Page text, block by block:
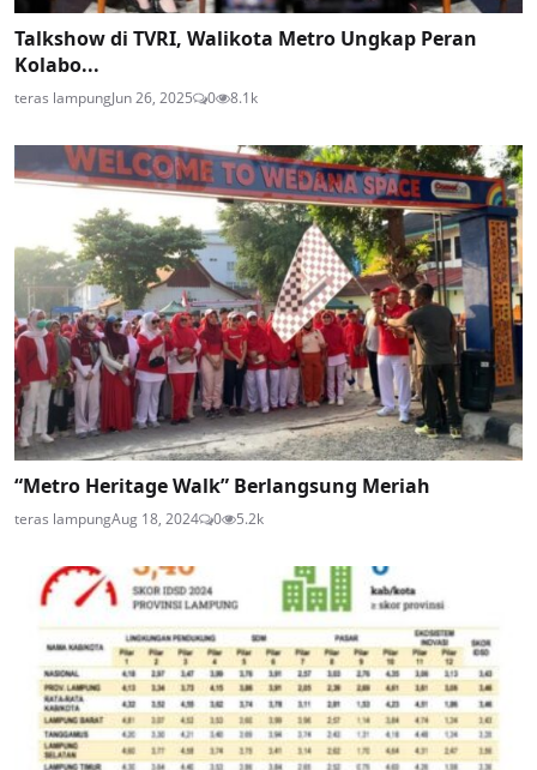
Talkshow di TVRI, Walikota Metro Ungkap Peran
Kolabo...
teras lampungJun 26, 2025 0 8.1k
“Metro Heritage Walk” Berlangsung Meriah
teras lampungAug 18, 2024 0 5.2k